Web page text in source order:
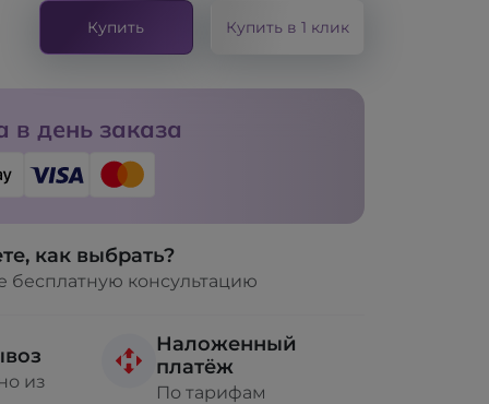
Купить Купить в 1 клик
в день заказа
как выбрать?
бесплатную консультацию
из
Наложенный
платёж
По тарифам